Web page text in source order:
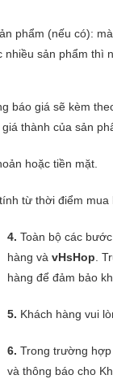
phẩm (nếu có):
nhiều sản phẩm
báo giá sẽ kèm
thành của sản
hoặc tiền mặt.
tính từ thời điểm mua
4. Toàn bộ các
hàng và vHsHop .
hàng để đảm bảo
5. Khách hàng vui
6. Trong trường
và thông báo cho